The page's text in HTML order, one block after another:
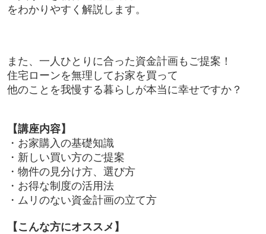
をわかりやすく解説します。
また、一人ひとりに合った資金計画もご提案！
住宅ローンを無理してお家を買って
他のことを我慢する暮らしが本当に幸せですか？
【講座内容】
・お家購入の基礎知識
・新しい買い方のご提案
・物件の見分け方、選び方
・お得な制度の活用法
・ムリのない資金計画の立て方
【こんな方にオススメ】